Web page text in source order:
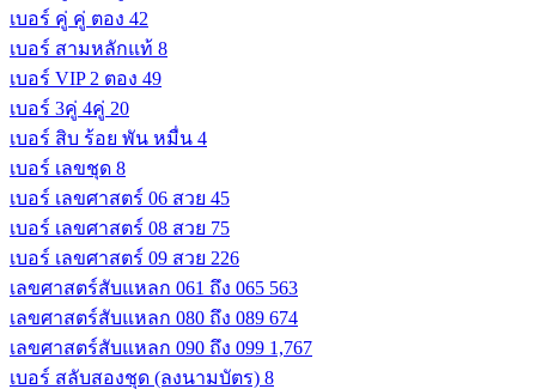
เบอร์ คู่ คู่ ตอง 42
เบอร์ สามหลักแท้ 8
เบอร์ VIP 2 ตอง 49
เบอร์ 3คู่ 4คู่ 20
เบอร์ สิบ ร้อย พัน หมื่น 4
เบอร์ เลขชุด 8
เบอร์ เลขศาสตร์ 06 สวย 45
เบอร์ เลขศาสตร์ 08 สวย 75
เบอร์ เลขศาสตร์ 09 สวย 226
เลขศาสตร์สับแหลก 061 ถึง 065 563
เลขศาสตร์สับแหลก 080 ถึง 089 674
เลขศาสตร์สับแหลก 090 ถึง 099 1,767
เบอร์ สลับสองชุด (ลงนามบัตร) 8